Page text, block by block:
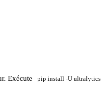
Exécute
pip install -U ultralytics